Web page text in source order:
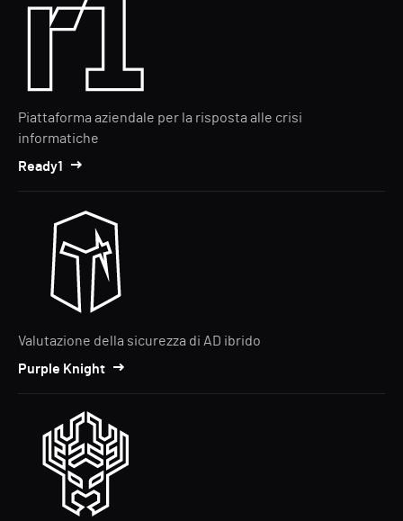
Piattaforma aziendale per la risposta alle crisi
informatiche
Ready1
Valutazione della sicurezza di AD ibrido
Purple Knight